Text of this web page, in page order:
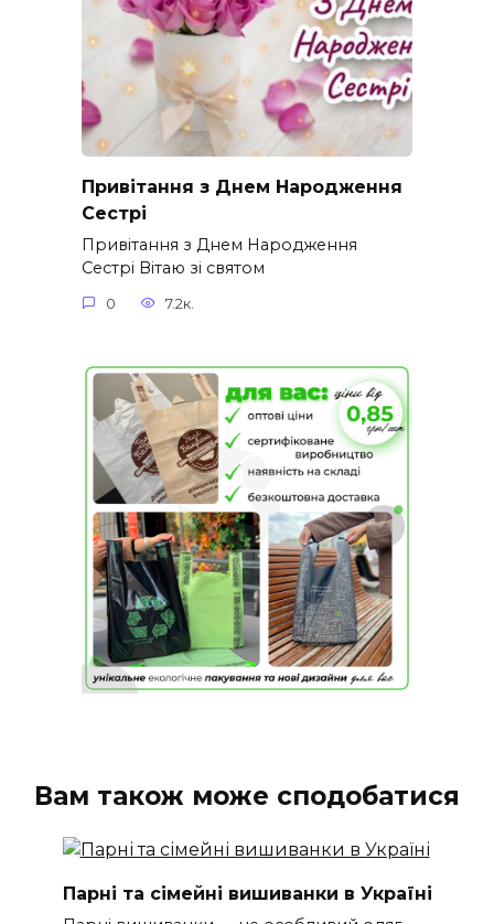
Привітання з Днем Народження
Сестрі
Привітання з Днем Народження
Сестрі Вітаю зі святом
0 7.2к.
Вам також може сподобатися
Парні та сімейні вишиванки в Україні